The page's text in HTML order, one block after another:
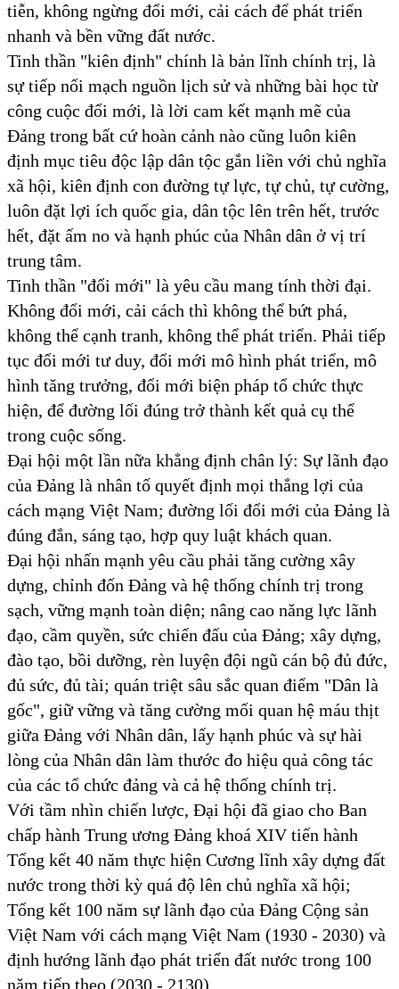
tiễn, không ngừng đổi mới, cải cách để phát triển
nhanh và bền vững đất nước.
Tinh thần "kiên định" chính là bản lĩnh chính trị, là
sự tiếp nối mạch nguồn lịch sử và những bài học từ
công cuộc đổi mới, là lời cam kết mạnh mẽ của
Đảng trong bất cứ hoàn cảnh nào cũng luôn kiên
định mục tiêu độc lập dân tộc gắn liền với chủ nghĩa
xã hội, kiên định con đường tự lực, tự chủ, tự cường,
luôn đặt lợi ích quốc gia, dân tộc lên trên hết, trước
hết, đặt ấm no và hạnh phúc của Nhân dân ở vị trí
trung tâm.
Tinh thần "đổi mới" là yêu cầu mang tính thời đại.
Không đổi mới, cải cách thì không thể bứt phá,
không thể cạnh tranh, không thể phát triển. Phải tiếp
tục đổi mới tư duy, đổi mới mô hình phát triển, mô
hình tăng trưởng, đổi mới biện pháp tổ chức thực
hiện, để đường lối đúng trở thành kết quả cụ thể
trong cuộc sống.
Đại hội một lần nữa khẳng định chân lý: Sự lãnh đạo
của Đảng là nhân tố quyết định mọi thắng lợi của
cách mạng Việt Nam; đường lối đổi mới của Đảng là
đúng đắn, sáng tạo, hợp quy luật khách quan.
Đại hội nhấn mạnh yêu cầu phải tăng cường xây
dựng, chỉnh đốn Đảng và hệ thống chính trị trong
sạch, vững mạnh toàn diện; nâng cao năng lực lãnh
đạo, cầm quyền, sức chiến đấu của Đảng; xây dựng,
đào tạo, bồi dưỡng, rèn luyện đội ngũ cán bộ đủ đức,
đủ sức, đủ tài; quán triệt sâu sắc quan điểm "Dân là
gốc", giữ vững và tăng cường mối quan hệ máu thịt
giữa Đảng với Nhân dân, lấy hạnh phúc và sự hài
lòng của Nhân dân làm thước đo hiệu quả công tác
của các tổ chức đảng và cả hệ thống chính trị.
Với tầm nhìn chiến lược, Đại hội đã giao cho Ban
chấp hành Trung ương Đảng khoá XIV tiến hành
Tổng kết 40 năm thực hiện Cương lĩnh xây dựng đất
nước trong thời kỳ quá độ lên chủ nghĩa xã hội;
Tổng kết 100 năm sự lãnh đạo của Đảng Cộng sản
Việt Nam với cách mạng Việt Nam (1930 - 2030) và
định hướng lãnh đạo phát triển đất nước trong 100
năm tiếp theo (2030 - 2130).